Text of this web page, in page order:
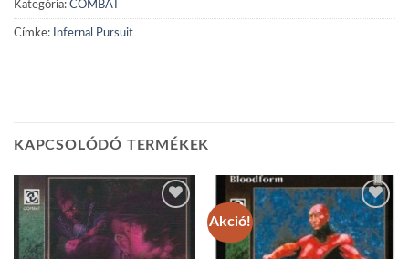
Kategória: COMBAT
Címke: Infernal Pursuit
KAPCSOLÓDÓ TERMÉKEK
Akció!
Add to
wishlist